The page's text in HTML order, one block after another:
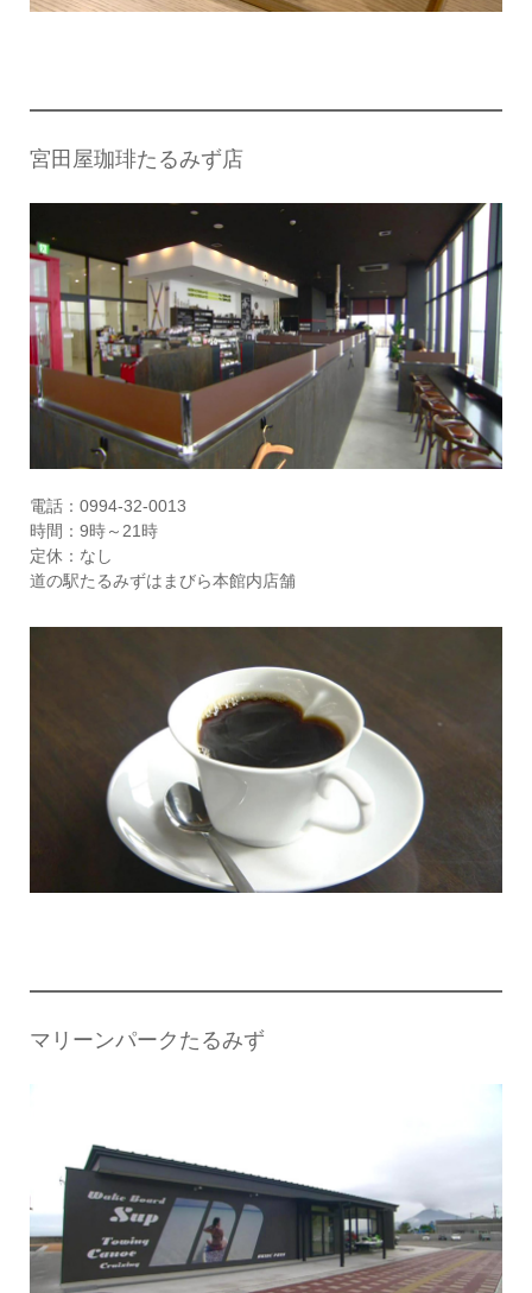
宮田屋珈琲たるみず店
電話：0994-32-0013
時間：9時～21時
定休：なし
道の駅たるみずはまびら本館内店舗
マリーンパークたるみず